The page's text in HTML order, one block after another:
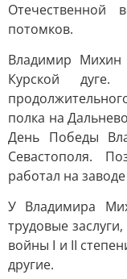
потомков.
Владимир Михин
Курской
полка на
День Победы
Севастополя.
работал на
У Владимира
трудовые
войны I и II
другие.